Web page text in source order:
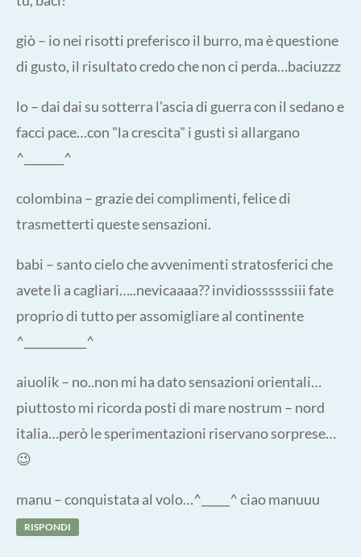
giò – io nei risotti preferisco il burro, ma è questione
di gusto, il risultato credo che non ci perda…baciuzzz
lo – dai dai su sotterra l'ascia di guerra con il sedano e
facci pace…con "la crescita" i gusti si allargano
^_______^
colombina – grazie dei complimenti, felice di
trasmetterti queste sensazioni.
babi – santo cielo che avvenimenti stratosferici che
avete lì a cagliari…..nevicaaaa?? invidiossssssiii fate
proprio di tutto per assomigliare al continente
^___________^
aiuolik – no..non mi ha dato sensazioni orientali…
piuttosto mi ricorda posti di mare nostrum – nord
italia…però le sperimentazioni riservano sorprese…
😉
manu – conquistata al volo…^_____^ ciao manuuu
RISPONDI